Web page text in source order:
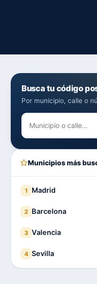
Busca tu código
Por municipio, calle o
Municipios más
1 Madrid
2 Barcelona
3 Valencia
4 Sevilla